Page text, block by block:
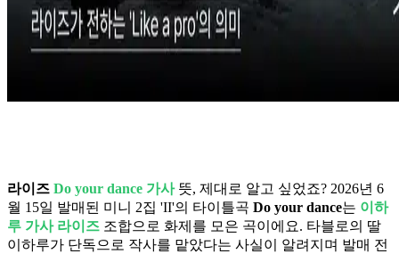
라이즈 Do your dance 가사뜻, 제대로 알고 싶었죠? 2026년 6
월 15일 발매된 미니 2집 'II'의 타이틀곡 Do your dance는 이하
루 가사 라이즈 조합으로 화제를 모은 곡이에요. 타블로의 딸
이하루가 단독으로 작사를 맡았다는 사실이 알려지며 발매 전